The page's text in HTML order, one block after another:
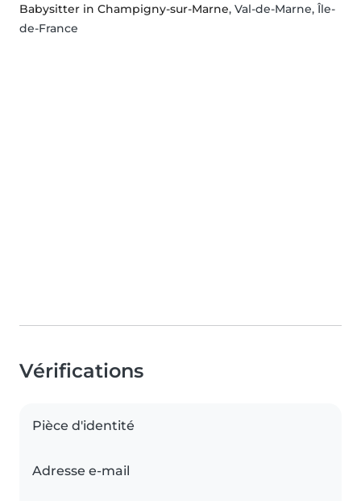
Babysitter in Champigny-sur-Marne, Val-de-Marne, Île-
de-France
Vérifications
Pièce d'identité
Adresse e-mail